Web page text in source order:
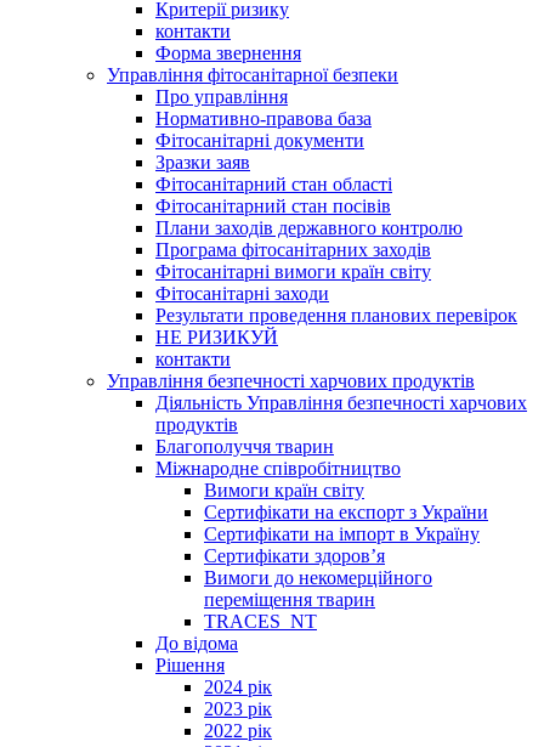
Критерії ризику
контакти
Форма звернення
Управління фітосанітарної безпеки
Про управління
Нормативно-правова база
Фітосанітарні документи
Зразки заяв
Фітосанітарний стан області
Фітосанітарний стан посівів
Плани заходів державного контролю
Програма фітосанітарних заходів
Фітосанітарні вимоги країн світу
Фітосанітарні заходи
Результати проведення планових перевірок
НЕ РИЗИКУЙ
контакти
Управління безпечності харчових продуктів
Діяльність Управління безпечності харчових
продуктів
Благополуччя тварин
Міжнародне співробітництво
Вимоги країн світу
Сертифікати на експорт з України
Сертифікати на імпорт в Україну
Сертифікати здоров’я
Вимоги до некомерційного
переміщення тварин
TRACES_NT
До відома
Рішення
2024 рік
2023 рік
2022 рік